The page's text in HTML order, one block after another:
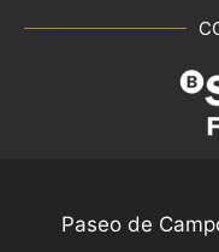
Paseo de